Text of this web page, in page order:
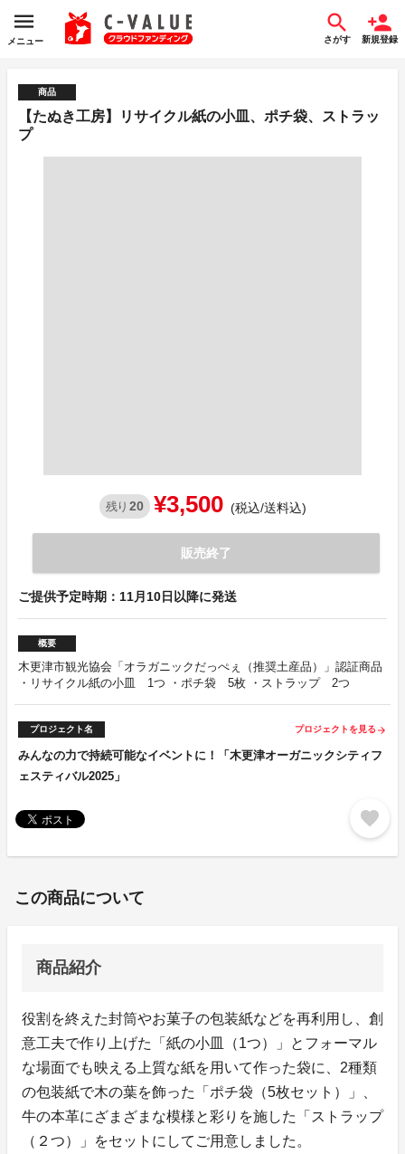
メニュー さがす 新規登録
商品
【たぬき工房】リサイクル紙の小皿、ポチ袋、ストラッ
プ
残り 20 ¥3,500 (税込/送料込)
販売終了
ご提供予定時期：11月10日以降に発送
概要
木更津市観光協会「オラガニックだっぺぇ（推奨土産品）」認証商品
・リサイクル紙の小皿 1つ ・ポチ袋 5枚 ・ストラップ 2つ
プロジェクト名 プロジェクトを見る arrow_forward
みんなの力で持続可能なイベントに！「木更津オーガニックシティフ
ェスティバル2025」
favorite
この商品について
商品紹介
役割を終えた封筒やお菓子の包装紙などを再利用し、創
意工夫で作り上げた「紙の小皿（1つ）」とフォーマル
な場面でも映える上質な紙を用いて作った袋に、2種類
の包装紙で木の葉を飾った「ポチ袋（5枚セット）」、
牛の本革にざまざまな模様と彩りを施した「ストラップ
（２つ）」をセットにしてご用意しました。